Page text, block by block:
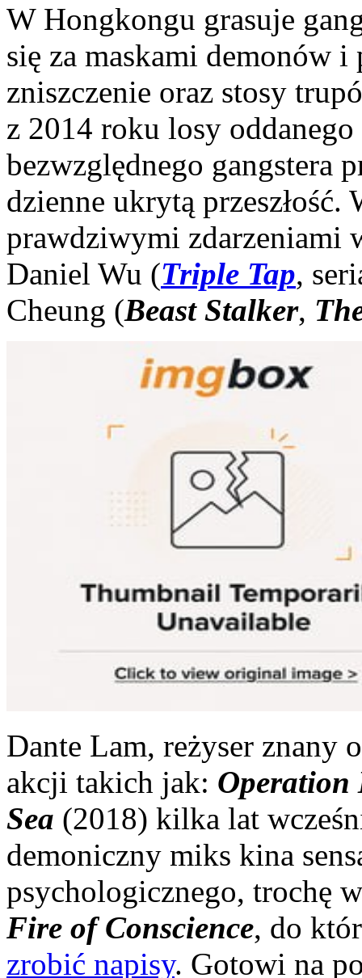
W Hongkongu grasuje
się za maskami demonów
zniszczenie oraz stosy
z 2014 roku losy
bezwzględnego gangstera
dzienne ukrytą
prawdziwymi zdarzeniami
Daniel Wu (Triple Tap,
Cheung (Beast Stalker,
Dante Lam, reżyser
akcji takich jak: Operation
Sea (2018) kilka lat
demoniczny miks kina
psychologicznego, trochę
Fire of Conscience, do
zrobić napisy. Gotowi na